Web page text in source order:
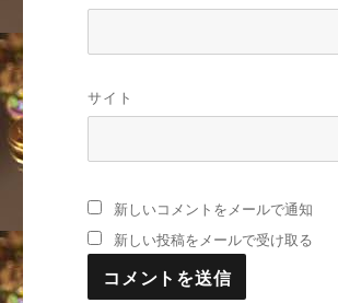
サイト
新しいコメントをメールで通知
新しい投稿をメールで受け取る